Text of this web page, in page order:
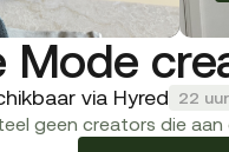
Mode
via Hyred 22
geen creators die